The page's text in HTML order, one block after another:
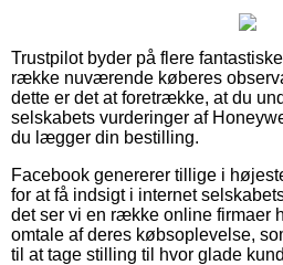
Trustpilot byder på flere
række nuværende køberes
dette er det at foretrække, at du
selskabets vurderinger af
du lægger din bestilling.
Facebook genererer tillige i
for at få indsigt i internet
det ser vi en række online firmaer
omtale af deres købsoplevelse,
til at tage stilling til hvor glade